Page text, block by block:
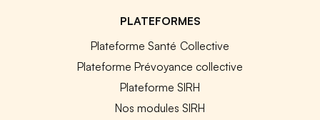
PLATEFORMES
Plateforme Santé Collective
Plateforme Prévoyance collective
Plateforme SIRH
Nos modules SIRH